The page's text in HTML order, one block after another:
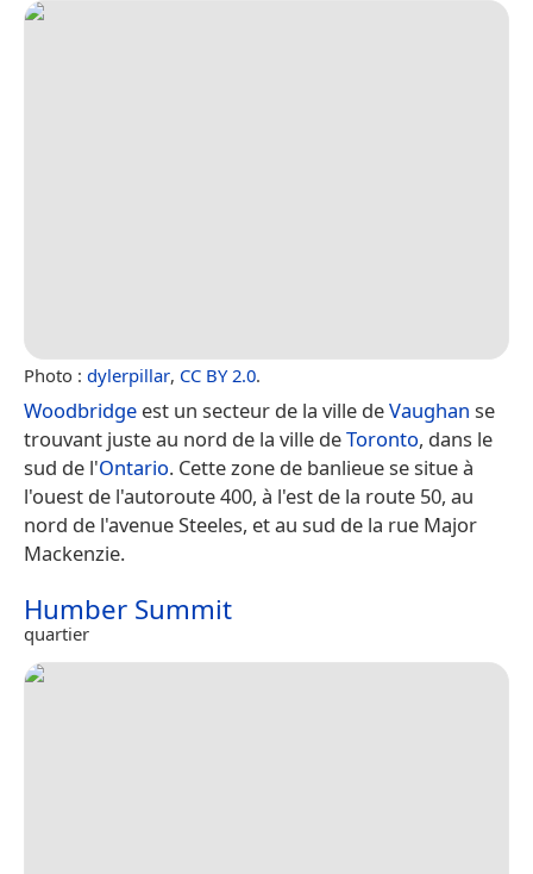
Photo : dylerpillar, CC BY 2.0.
Woodbridge est un secteur de la ville deVaughan se
trouvant juste au nord de la ville deToronto, dans le
sud de l'Ontario. Cette zone de banlieue se situe à
l'ouest de l'autoroute 400, à l'est de la route 50, au
nord de l'avenue Steeles, et au sud de la rue Major
Mackenzie.
Humber Summit
quartier